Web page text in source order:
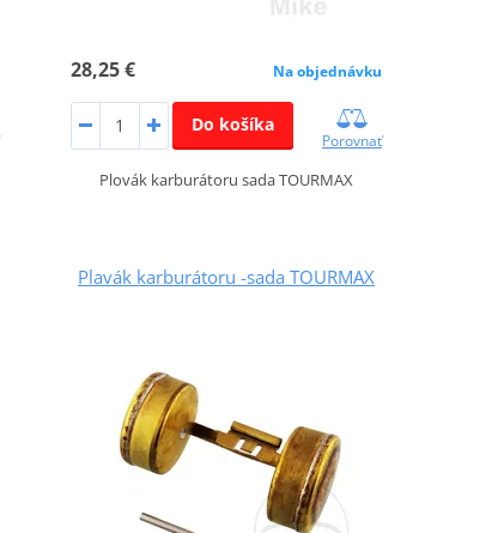
28,25 € Na objednávku
Do košíka
Porovnať
Plovák karburátoru sada TOURMAX
Plavák karburátoru -sada TOURMAX